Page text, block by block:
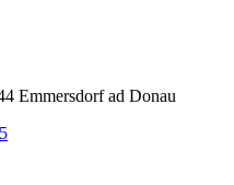
Emmersdorf ad Donau